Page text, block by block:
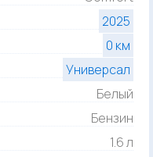
2025
0 км
Универсал
Белый
Бензин
1.6 л